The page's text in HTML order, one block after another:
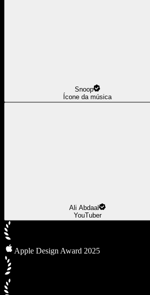
Snoop
Ícone da música
Ali Abdaal
YouTuber
Apple Design Award 2025